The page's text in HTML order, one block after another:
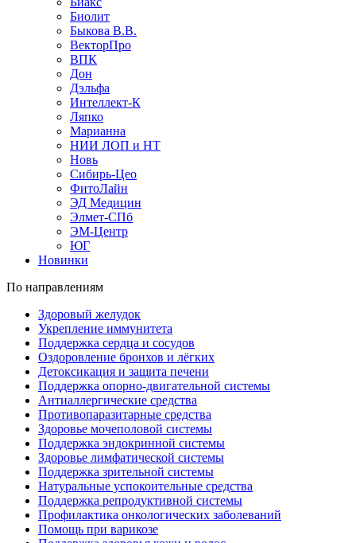
Биолит
Быкова В.В.
ВекторПро
ВПК
Дон
Дэльфа
Интеллект-К
Ляпко
Марианна
НИИ ЛОП и НТ
Новь
Сибирь-Цео
ФитоЛайн
ЭД Медицин
Элмет-СПб
ЭМ-Центр
ЮГ
Новинки
По направлениям
Здоровый желудок
Укрепление иммунитета
Поддержка сердца и сосудов
Оздоровление бронхов и лёгких
Детоксикация и защита печени
Поддержка опорно-двигательной системы
Антиаллергические средства
Противопаразитарные средства
Здоровье мочеполовой системы
Поддержка эндокринной системы
Здоровье лимфатической системы
Поддержка зрительной системы
Натуральные успокоительные средства
Поддержка репродуктивной системы
Профилактика онкологических заболеваний
Помощь при варикозе